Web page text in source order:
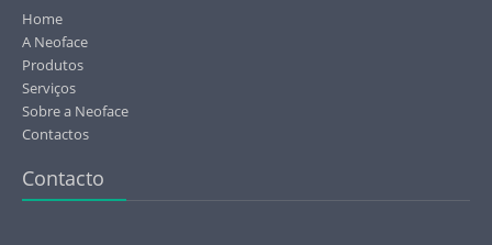
Home
A Neoface
Produtos
Serviços
Sobre a Neoface
Contactos
Contacto